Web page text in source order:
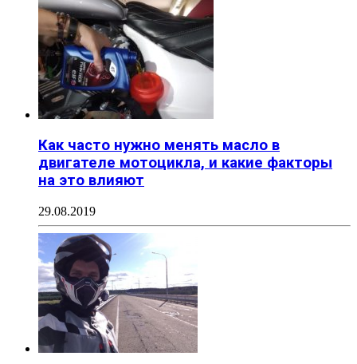
Как часто нужно менять масло в
двигателе мотоцикла, и какие факторы
на это влияют
29.08.2019